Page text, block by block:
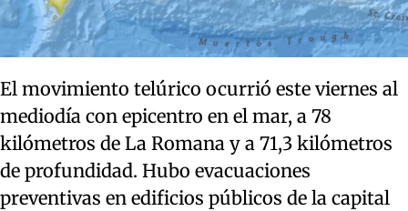
El movimiento telúrico ocurrió este viernes al
mediodía con epicentro en el mar, a 78
kilómetros de La Romana y a 71,3 kilómetros
de profundidad. Hubo evacuaciones
preventivas en edificios públicos de la capital